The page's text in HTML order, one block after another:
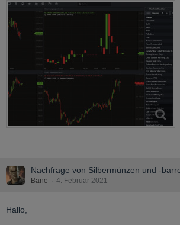
Nachfrage von Silbermünzen und -
Bane 4. Februar 2021
Hallo,